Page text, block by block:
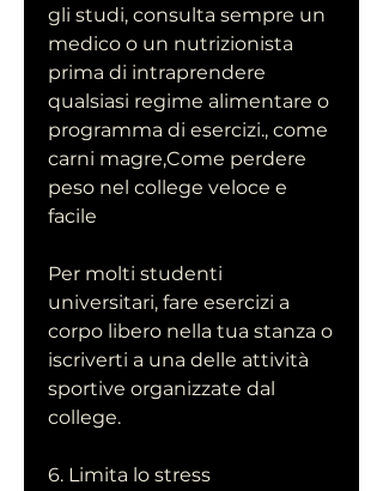
gli studi, consulta sempre un
medico o un nutrizionista
prima di intraprendere
qualsiasi regime alimentare o
programma di esercizi., come
carni magre,Come perdere
peso nel college veloce e
facile
Per molti studenti
universitari, fare esercizi a
corpo libero nella tua stanza o
iscriverti a una delle attività
sportive organizzate dal
college.
6. Limita lo stress